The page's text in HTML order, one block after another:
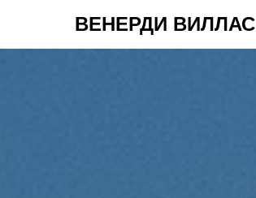
ВЕНЕРДИ ВИЛЛАС